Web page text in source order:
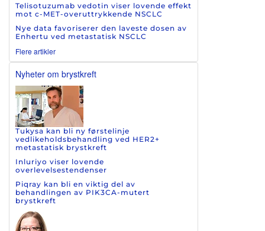
Telisotuzumab vedotin viser lovende effekt
mot c-MET-overuttrykkende NSCLC
Nye data favoriserer den laveste dosen av
Enhertu ved metastatisk NSCLC
Flere artikler
Nyheter om brystkreft
Tukysa kan bli ny førstelinje
vedlikeholdsbehandling ved HER2+
metastatisk brystkreft
Inluriyo viser lovende
overlevelsestendenser
Piqray kan bli en viktig del av
behandlingen av PIK3CA-mutert
brystkreft